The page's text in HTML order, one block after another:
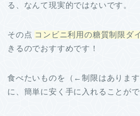
る、なんて現実的ではないです。
その点 コンビニ利用の糖質制限ダ
きるのでおすすめです！
食べたいものを（←制限はありま
に、簡単に安く手に入れることがで